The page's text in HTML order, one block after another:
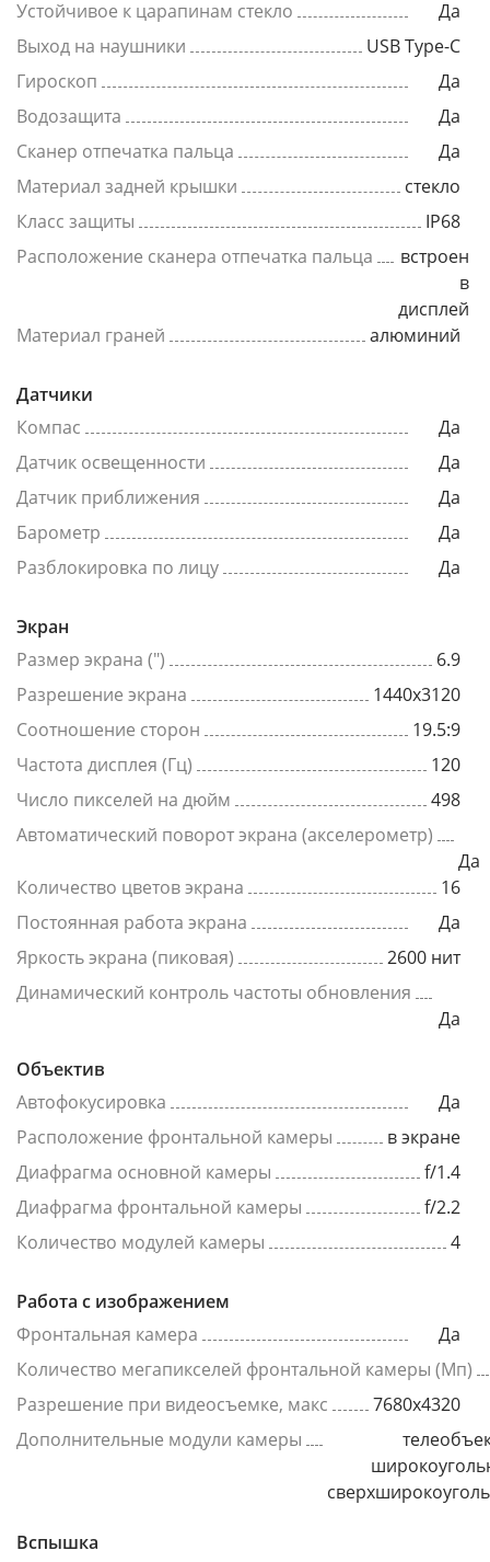
Устойчивое к царапинам стекло
Да
Выход на наушники
USB Type-C
Гироскоп
Да
Водозащита
Да
Сканер отпечатка пальца
Да
Материал задней крышки
стекло
Класс защиты
IP68
Расположение сканера отпечатка пальца
встроен
в
дисплей
Материал граней
алюминий
Датчики
Компас
Да
Датчик освещенности
Да
Датчик приближения
Да
Барометр
Да
Разблокировка по лицу
Да
Экран
Размер экрана (")
6.9
Разрешение экрана
1440x3120
Соотношение сторон
19.5:9
Частота дисплея (Гц)
120
Число пикселей на дюйм
498
Автоматический поворот экрана (акселерометр)
Да
Количество цветов экрана
16
Постоянная работа экрана
Да
Яркость экрана (пиковая)
2600 нит
Динамический контроль частоты обновления
Да
Объектив
Автофокусировка
Да
Расположение фронтальной камеры
в экране
Диафрагма основной камеры
f/1.4
Диафрагма фронтальной камеры
f/2.2
Количество модулей камеры
4
Работа с изображением
Фронтальная камера
Да
Количество мегапикселей фронтальной камеры (Мп)
Разрешение при видеосъемке, макс
7680x4320
Дополнительные модули камеры
Вспышка